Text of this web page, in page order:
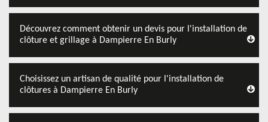
Découvrez comment obtenir un devis pour l'installation de
clôture et grillage à Dampierre En Burly
Choisissez un artisan de qualité pour l'installation de
clôtures à Dampierre En Burly